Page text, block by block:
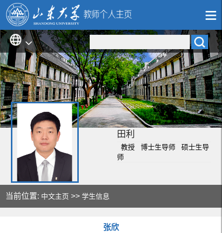
田利
教授 博士生导师 硕士生导
师
当前位置: 中文主页 >>学生信息
张欣